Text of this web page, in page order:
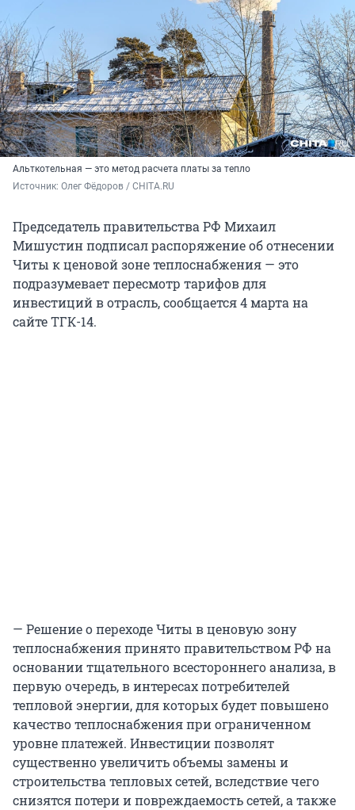
Альткотельная — это метод расчета платы за тепло
Источник: Олег Фёдоров / CHITA.RU
Председатель правительства РФ Михаил
Мишустин подписал распоряжение об отнесении
Читы к ценовой зоне теплоснабжения — это
подразумевает пересмотр тарифов для
инвестиций в отрасль, сообщается 4 марта на
сайте ТГК-14.
— Решение о переходе Читы в ценовую зону
теплоснабжения принято правительством РФ на
основании тщательного всестороннего анализа, в
первую очередь, в интересах потребителей
тепловой энергии, для которых будет повышено
качество теплоснабжения при ограниченном
уровне платежей. Инвестиции позволят
существенно увеличить объемы замены и
строительства тепловых сетей, вследствие чего
снизятся потери и повреждаемость сетей, а также